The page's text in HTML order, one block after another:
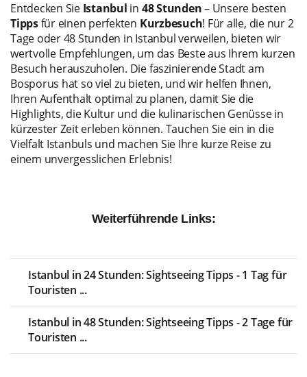
Entdecken Sie Istanbul in 48 Stunden– Unsere besten
Tippsfür einen perfekten Kurzbesuch! Für alle, die nur 2
Tage oder 48 Stunden in Istanbul verweilen, bieten wir
wertvolle Empfehlungen, um das Beste aus Ihrem kurzen
Besuch herauszuholen. Die faszinierende Stadt am
Bosporus hat so viel zu bieten, und wir helfen Ihnen,
Ihren Aufenthalt optimal zu planen, damit Sie die
Highlights, die Kultur und die kulinarischen Genüsse in
kürzester Zeit erleben können. Tauchen Sie ein in die
Vielfalt Istanbuls und machen Sie Ihre kurze Reise zu
einem unvergesslichen Erlebnis!
Weiterführende Links:
Istanbul in 24 Stunden: Sightseeing Tipps - 1 Tag für
Touristen ...
Istanbul in 48 Stunden: Sightseeing Tipps - 2 Tage für
Touristen ...